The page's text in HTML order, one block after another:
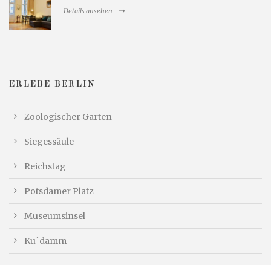
Details ansehen
ERLEBE BERLIN
Zoologischer Garten
Siegessäule
Reichstag
Potsdamer Platz
Museumsinsel
Ku´damm